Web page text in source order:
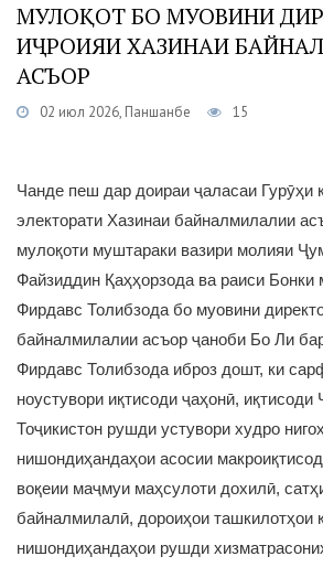
МУЛОҚОТ БО МУОВИНИ
ИҶРОИЯИ ХАЗИНАИ
АСЪОР
02 июл 2026, Панҷшанбе 15
Чанде пеш дар доираи ҷаласаи Гурӯҳи
электорати Хазинаи байналмилалии
мулоқоти муштараки вазири молияи
Файзиддин Қаҳҳорзода ва раиси Бонки
Фирдавс Толибзода бо муовини
байналмилалии асъор ҷаноби Бо Ли
Фирдавс Толибзода иброз дошт, ки
ноустувори иқтисоди ҷаҳонӣ, иқтисоди
Тоҷикистон рушди устувори худро
нишондиҳандаҳои асосии
воқеии маҷмуи маҳсулоти дохилӣ,
байналмилалӣ, дороиҳои ташкилотҳои
нишондиҳандаҳои рушди